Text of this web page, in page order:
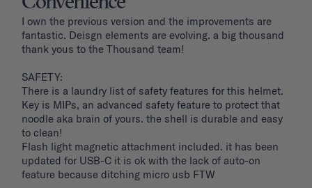
I own the previous version and the improvements are
fantastic. Deisgn elements are evolving. a big thousand
thank yous to the Thousand team!
SAFETY:
There is a laundry list of safety features for this helmet.
Key is MIPs, an advanced safety feature to protect that
noodle aka brain of yours. the shell is durable and easy
to clean!
Flash light magnetic attachment included. it has been
updated for USB-C it is ok with the lack of auto-on
feature because ditching micro usb FTW